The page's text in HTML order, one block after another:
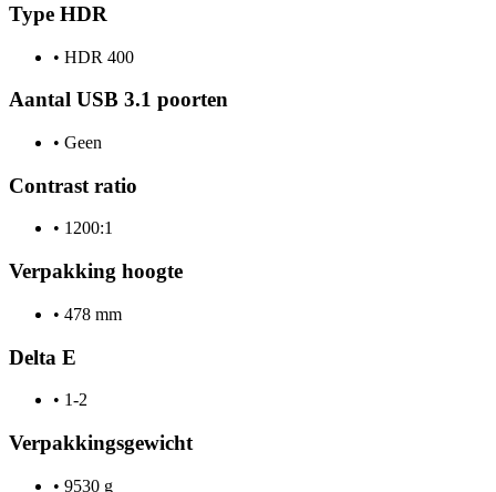
Type HDR
• HDR 400
Aantal USB 3.1 poorten
• Geen
Contrast ratio
• 1200:1
Verpakking hoogte
• 478 mm
Delta E
• 1-2
Verpakkingsgewicht
• 9530 g